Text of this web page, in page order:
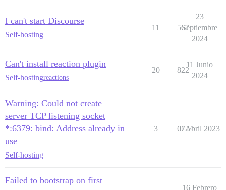
I can't start Discourse
Self-hosting
11 567
23
Septiembre
2024
Can't install reaction plugin
Self-hostingreactions
20 822
11 Junio
2024
Warning: Could not create
server TCP listening socket
*:6379: bind: Address already in
use
Self-hosting
3 6724
9 Abril 2023
Failed to bootstrap on first
16 Febrero